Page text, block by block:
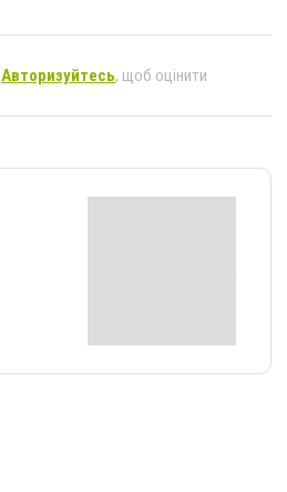
Авторизуйтесь, щоб оцінити